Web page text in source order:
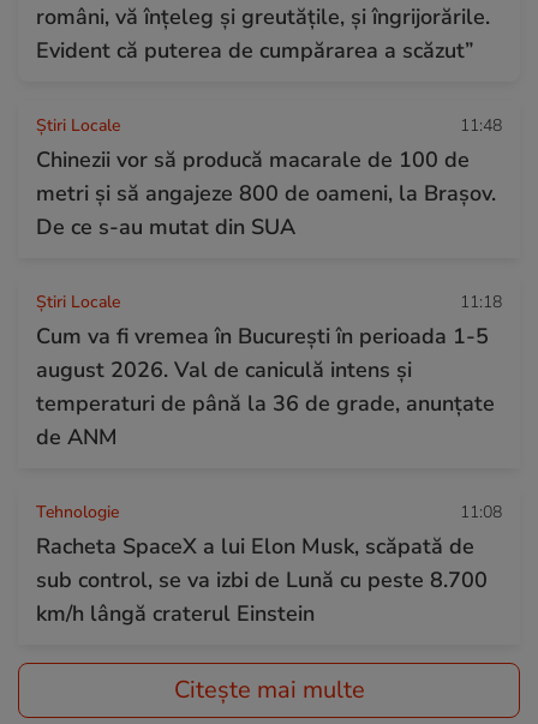
români, vă înțeleg și greutățile, și îngrijorările.
Evident că puterea de cumpărarea a scăzut”
Știri Locale 11:48
Chinezii vor să producă macarale de 100 de
metri și să angajeze 800 de oameni, la Brașov.
De ce s-au mutat din SUA
Știri Locale 11:18
Cum va fi vremea în București în perioada 1-5
august 2026. Val de caniculă intens și
temperaturi de până la 36 de grade, anunțate
de ANM
Tehnologie 11:08
Racheta SpaceX a lui Elon Musk, scăpată de
sub control, se va izbi de Lună cu peste 8.700
km/h lângă craterul Einstein
Citește mai multe